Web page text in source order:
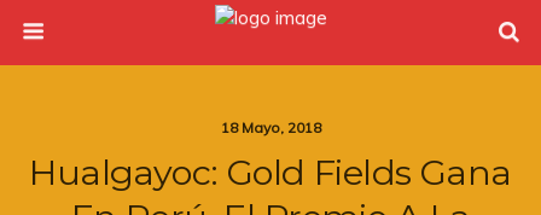
18 Mayo, 2018
Hualgayoc: Gold Fields Gana